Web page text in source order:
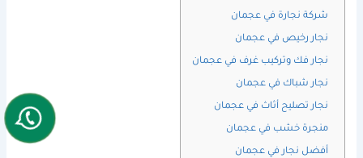
شركة نجارة في عجمان
نجار رخيص في عجمان
نجار فك وتركيب غرف في عجمان
نجار شباك في عجمان
نجار تصليح أثاث في عجمان
منجرة خشب في عجمان
أفضل نجار في عجمان